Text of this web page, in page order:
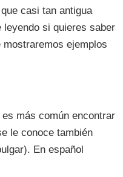
casi tan antigua
leyendo si quieres saber
ejemplos
es más común encontrar
le conoce también
En español